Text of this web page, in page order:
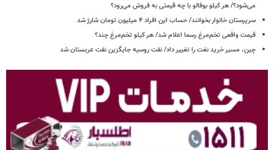
می‌شود؟/ هر کیلو بوفالو با چه قیمتی به فروش می‌رود؟
سرپرستان خانوار بخوانند/ حساب این افراد ۴ میلیون تومان شارژ شد
قیمت واقعی تخم‌مرغ رسما اعلام شد/ هر کیلو تخم‌مرغ چند؟
چین، مسیر خرید نغت را تغییر داد/ نفت روسیه جایگزین نفت عربستان شد